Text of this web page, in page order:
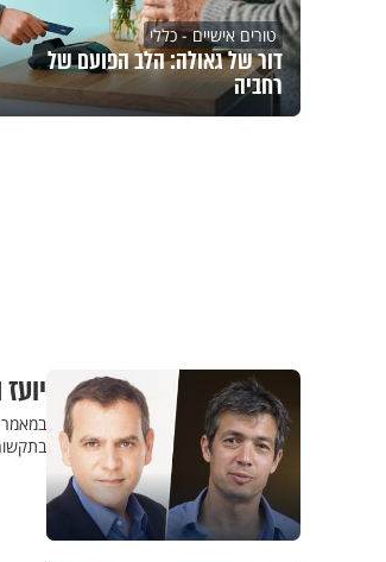
טורים אישיים - כללי
דור של גאולה: הלב הפועם של
רחביה
במאמר